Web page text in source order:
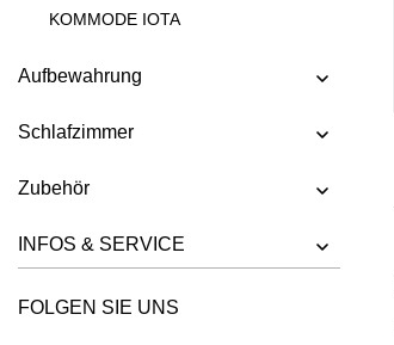
KOMMODE IOTA
KOMMODE IOTA MID
KOMMODE IOTA MID VINO
KOMMODE IOTA TV
Aufbewahrung
Schlafzimmer
Zubehör
INFOS & SERVICE
FOLGEN SIE UNS